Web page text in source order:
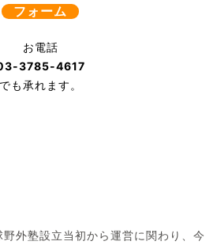
フォーム
お電話
3785-4617
でも承れます。
外塾設立当初から運営に関わり、今